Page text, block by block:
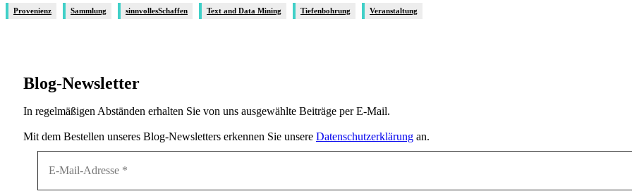
Provenienz Sammlung sinnvollesSchaffen Text and Data Mining Tiefenbohrung Veranstaltung
Blog-Newsletter
In regelmäßigen Abständen erhalten Sie von uns ausgewählte Beiträge per E-Mail.
Mit dem Bestellen unseres Blog-Newsletters erkennen Sie unsere Datenschutzerklärung an.